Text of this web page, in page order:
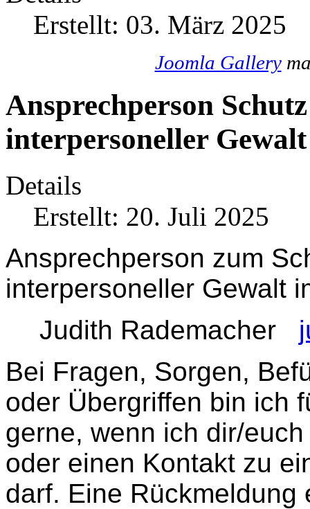
Erstellt: 03. März 2025
Joomla Gallery
Ansprechperson
interpersoneller Gewalt
Details
Erstellt: 20. Juli 2025
Ansprechperson zum
interpersoneller Gewalt
Judith Rademacher
Bei Fragen, Sorgen,
oder Übergriffen bin ich
gerne, wenn ich dir/
oder einen Kontakt zu
darf. Eine Rückmeldung